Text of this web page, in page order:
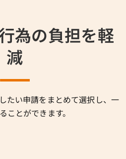
為の負担を軽
減
たい申請をまとめて選択し、一
ことができます。